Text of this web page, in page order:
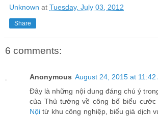
Unknown at Tuesday, July 03, 2012
Share
6 comments:
Anonymous August 24, 2015 at 11:42
Đây là những nội dung đáng chú ý
của Thủ tướng về công bố biểu cước
Nội từ khu công nghiệp, biểu giá dịch